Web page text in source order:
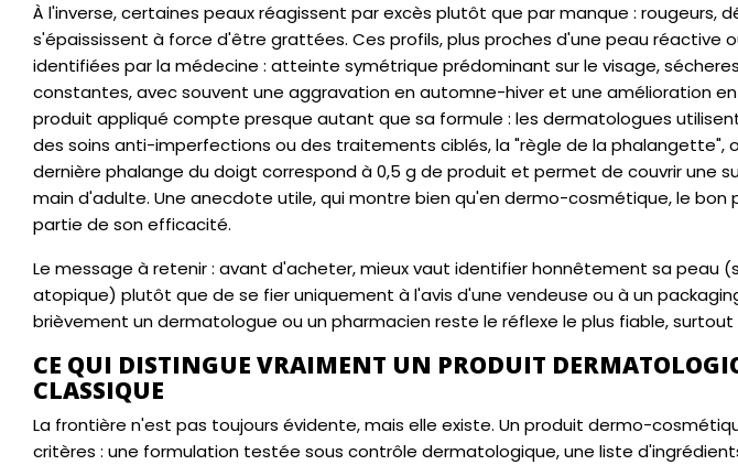
À l'inverse, certaines peaux réagissent par excès plutôt que par manque : rougeurs,
s'épaississent à force d'être grattées. Ces profils, plus proches d'une peau réactive
identifiées par la médecine : atteinte symétrique prédominant sur le visage,
constantes, avec souvent une aggravation en automne-hiver et une amélioration
produit appliqué compte presque autant que sa formule : les dermatologues
des soins anti-imperfections ou des traitements ciblés, la "règle de la phalangette",
dernière phalange du doigt correspond à 0,5 g de produit et permet de couvrir une
main d'adulte. Une anecdote utile, qui montre bien qu'en dermo-cosmétique, le
partie de son efficacité.
Le message à retenir : avant d'acheter, mieux vaut identifier honnêtement sa peau
atopique) plutôt que de se fier uniquement à l'avis d'une vendeuse ou à un
brièvement un dermatologue ou un pharmacien reste le réflexe le plus fiable,
CE QUI DISTINGUE VRAIMENT UN PRODUIT
CLASSIQUE
La frontière n'est pas toujours évidente, mais elle existe. Un produit dermo-
critères : une formulation testée sous contrôle dermatologique, une liste